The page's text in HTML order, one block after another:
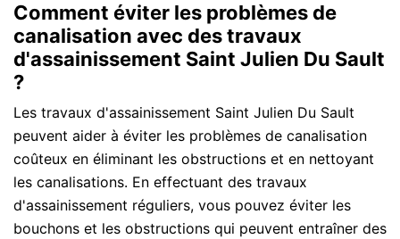
Comment éviter les problèmes de
canalisation avec des travaux
d'assainissement Saint Julien Du Sault
?
Les travaux d'assainissement Saint Julien Du Sault
peuvent aider à éviter les problèmes de canalisation
coûteux en éliminant les obstructions et en nettoyant
les canalisations. En effectuant des travaux
d'assainissement réguliers, vous pouvez éviter les
bouchons et les obstructions qui peuvent entraîner des